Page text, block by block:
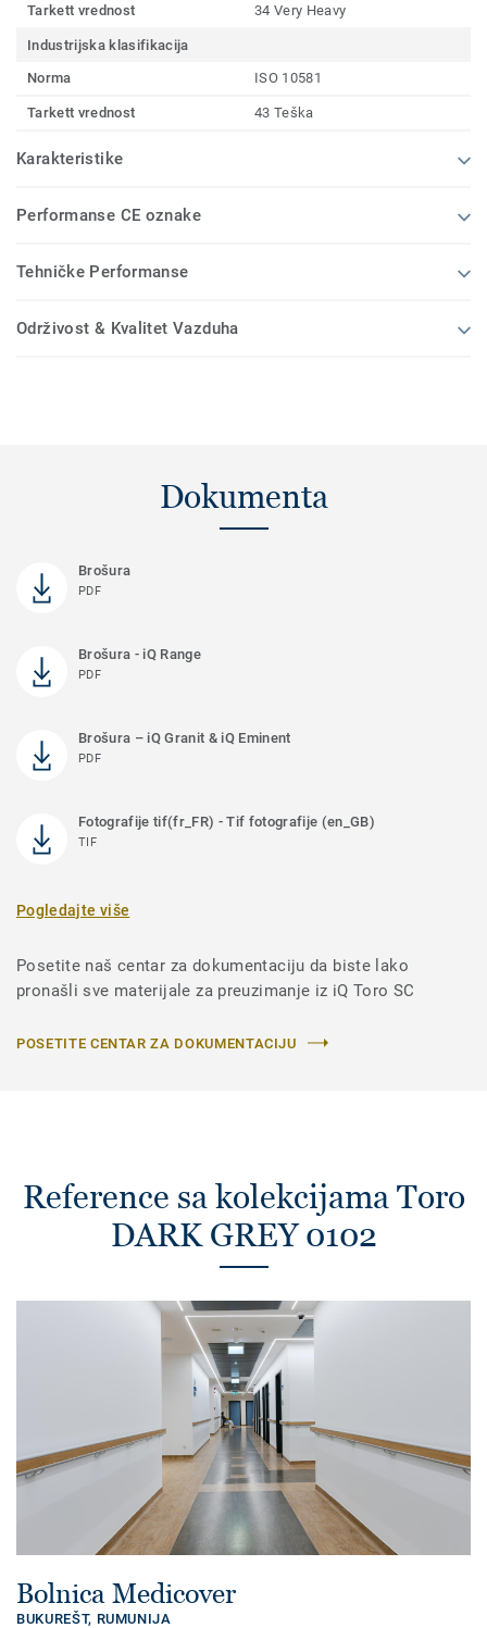
Tarkett vrednost 34 Very Heavy
Industrijska klasifikacija
Norma
ISO 10581
Tarkett vrednost 43 Teška
Karakteristike
Performanse CE oznake
Tehničke Performanse
Održivost & Kvalitet Vazduha
Dokumenta
Brošura
PDF
Brošura - iQ Range
PDF
Brošura – iQ Granit & iQ Eminent
PDF
Fotografije tif(fr_FR) - Tif fotografije (en_GB)
TIF
Pogledajte više
Posetite naš centar za dokumentaciju da biste lako
pronašli sve materijale za preuzimanje iz iQ Toro SC
POSETITE CENTAR ZA DOKUMENTACIJU
Reference sa kolekcijama Toro
DARK GREY 0102
Bolnica Medicover
BUKUREŠT, RUMUNIJA